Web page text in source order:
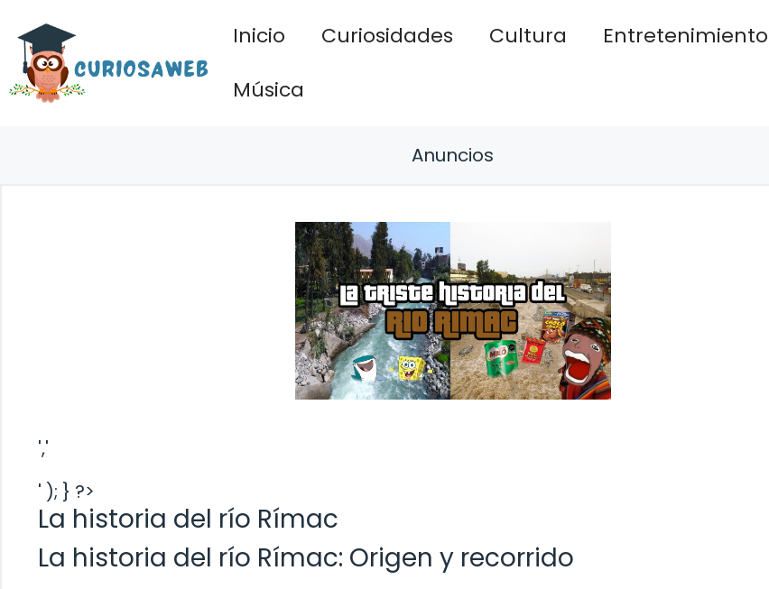
contenido
Inicio Curiosidades Cultura Entretenimiento
Música
Anuncios
','
' ); } ?>
La historia del río Rímac
La historia del río Rímac: Origen y recorrido